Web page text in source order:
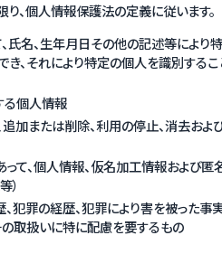
、個人情報保護法の定義に従います。
氏名、生年月日その他の記述等によ
、それにより特定の個人を識別する
る個人情報
追加または削除、利用の停止、消去お
て、個人情報、仮名加工情報および
）
、犯罪の経歴、犯罪により害を被った
取扱いに特に配慮を要するもの